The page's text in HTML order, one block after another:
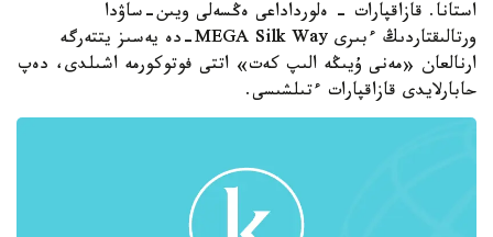
استانا. قازاقپارات - ەلورداداعى ەڭسەلى ويىن-ساۋدا
ورتالىقتاردىڭ ءبىرى MEGA Silk Way-دە يەسىز يتتەرگە
ارنالعان «مەنى ۇيىڭە الىپ كەت» اتتى فوتوكورمە اشىلدى، دەپ
حابارلايدى قازاقپارات ءتىلشىسى.